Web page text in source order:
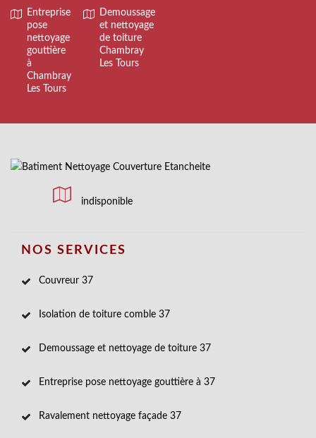
Entreprise
pose
nettoyage
gouttière
à
Chambray
Les Tours
Demoussage
et nettoyage
de toiture
Chambray
Les Tours
indisponible
NOS SERVICES
Couvreur 37
Isolation de toiture comble 37
Demoussage et nettoyage de toiture 37
Entreprise pose nettoyage gouttière à 37
Ravalement nettoyage façade 37